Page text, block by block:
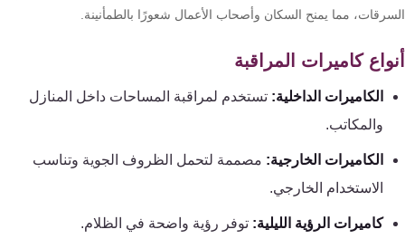
مما يمنح السكان وأصحاب الأعمال شعورًا بالطمأنينة.
كاميرات المراقبة
الكاميرات الداخلية:تستخدم لمراقبة المساحات داخل المنازل
والمكاتب.
الكاميرات الخارجية:مصممة لتحمل الظروف الجوية وتناسب
الاستخدام الخارجي.
كاميرات الرؤية الليلية:توفر رؤية واضحة في الظلام.